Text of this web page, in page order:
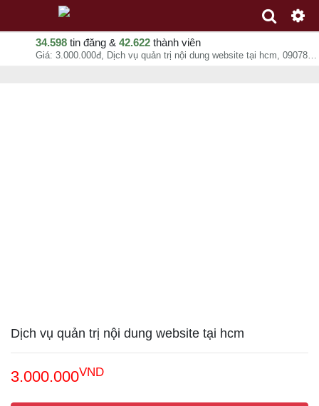
34.598 tin đăng & 42.622 thành viên
Giá: 3.000.000đ, Dịch vụ quản trị nội dung website tại hcm, 0907886787, chuyên mục Marketing, nghiên cứu thị trường tại Quận Tân Phú - Hồ Chí Minh - 07-08-2026 13:44:49
Dịch vụ quản trị nội dung website tại hcm
3.000.000VND